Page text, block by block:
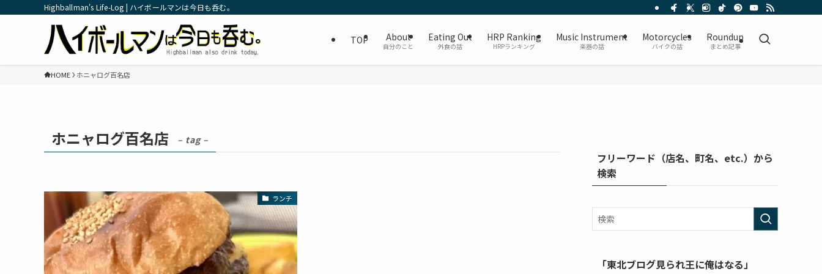
Highballman's Life-Log | ハイボールマンは今日も呑む。
TOP About
自分のこと
Eating Out
外食の話
HRP Ranking
HRPランキング
Music Instrument
楽器の話
Motorcycles
バイクの話
Roundup
まとめ記事
HOME ホニャログ百名店
ホニャログ百名店 – tag –
ランチ
フリーワード（店名、町名、etc.）から
検索
「東北ブログ見られ王に俺はなる」